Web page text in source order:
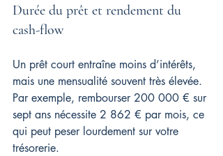
Durée du prêt et rendement du
cash-flow
Un prêt court entraîne moins d’intérêts,
mais une mensualité souvent très élevée.
Par exemple, rembourser 200 000 € sur
sept ans nécessite 2 862 € par mois, ce
qui peut peser lourdement sur votre
trésorerie.